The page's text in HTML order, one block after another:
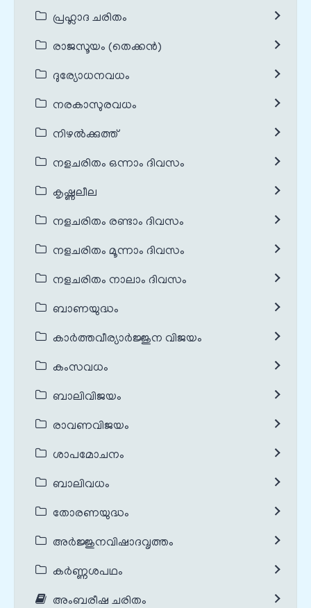
പ്രഹ്ലാദ ചരിതം
രാജസൂയം (തെക്കൻ)
ദുര്യോധനവധം
നരകാസുരവധം
നിഴൽക്കുത്ത്
നളചരിതം ഒന്നാം ദിവസം
കൃഷ്ണലീല
നളചരിതം രണ്ടാം ദിവസം
നളചരിതം മൂന്നാം ദിവസം
നളചരിതം നാലാം ദിവസം
ബാണയുദ്ധം
കാർത്തവീര്യാർജ്ജുന വിജയം
കംസവധം
ബാലിവിജയം
രാവണവിജയം
ശാപമോചനം
ബാലിവധം
തോരണയുദ്ധം
അർജ്ജുനവിഷാദവൃത്തം
കർണ്ണശപഥം
അംബരീഷ ചരിതം